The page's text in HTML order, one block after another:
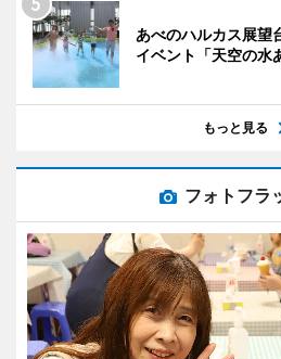
あべのハルカス展望
イベント「天空の水
もっと見る
フォトフラ